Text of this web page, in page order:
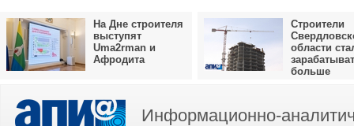
На Дне строителя
выступят
Uma2rman и
Афродита
Строители
области
больше
Информационно-